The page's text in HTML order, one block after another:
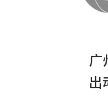
广
出